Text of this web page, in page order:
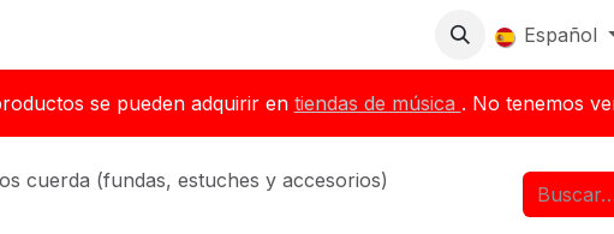
Español
se pueden adquirir en tiendas de música . No tenemos
cuerda (fundas, estuches y accesorios)